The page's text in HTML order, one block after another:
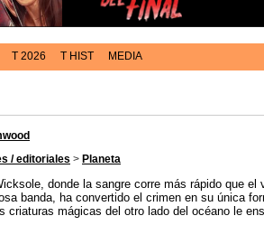
T 2026 T HIST MEDIA
/ editoriales > Planeta
donde la sangre corre más rápido que el
banda, ha convertido el crimen en su única
criaturas mágicas del otro lado del océano le